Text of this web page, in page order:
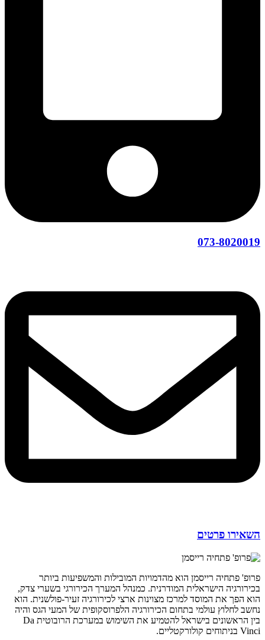
073-8020019
השאירו פרטים
פרופ' פתחיה רייסמן הוא מהדמויות המובילות והמשפיעות ביותר
בכירורגיה הישראלית המודרנית. כמנהל המערך הכירורגי בשערי צדק,
הוא הפך את המוסד למרכז מצוינות ארצי לכירורגיה זעיר-פולשנית. הוא
נחשב לחלוץ עולמי בתחום הכירורגיה הלפרוסקופית של המעי הגס והיה
בין הראשונים בישראל להטמיע את השימוש במערכת הרובוטית Da
Vinci בניתוחים קולורקטליים.